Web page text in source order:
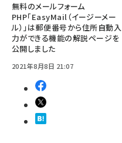
無料のメールフォーム
PHP「EasyMail（イージーメー
ル）」は郵便番号から住所自動入
力ができる機能の解説ページを
公開しました
2021年8月8日 21:07